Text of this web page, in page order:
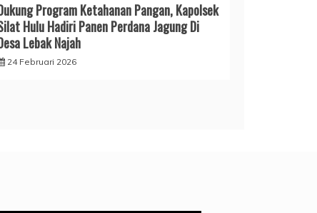
Program Ketahanan Pangan, Kapolsek
Hulu Hadiri Panen Perdana Jagung Di
Lebak Najah
24 Februari 2026